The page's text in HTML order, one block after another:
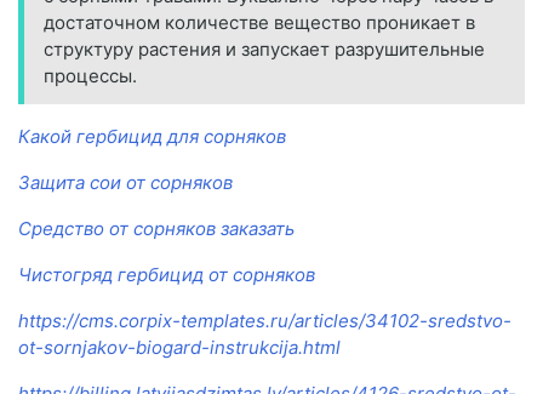
достаточном количестве вещество проникает в
структуру растения и запускает разрушительные
процессы.
Какой гербицид для сорняков
Защита сои от сорняков
Средство от сорняков заказать
Чистогряд гербицид от сорняков
https://cms.corpix-templates.ru/articles/34102-sredstvo-
ot-sornjakov-biogard-instrukcija.html